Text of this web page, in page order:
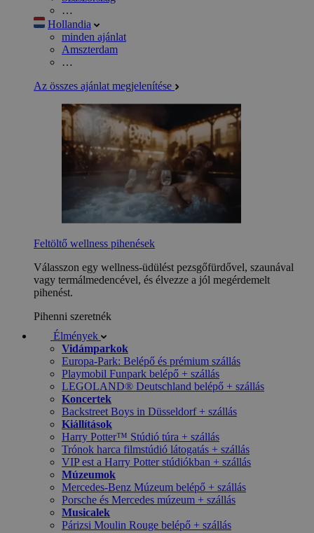
…
Hollandia
minden ajánlat
Amszterdam
…
Az összes ajánlat megjelenítése
Feltöltő wellness pihenések
Válasszon egy wellness-üdülést pezsgőfürdővel, szaunával
vagy termálmedencével, és élvezze a jól megérdemelt
pihenést.
Pihenni szeretnék
Élmények
Vidámparkok
Europa-Park: Belépő és prémium szállás
Playmobil Funpark belépő + szállás
LEGOLAND® Deutschland belépő + szállás
Koncertek
Backstreet Boys in Düsseldorf + szállás
Kiállítások
Harry Potter™ Stúdió túra + szállás
Trónok harca filmstúdió látogatás + szállás
VIP est a Harry Potter stúdiókban + szállás
Múzeumok
Mercedes-Benz Múzeum belépő + szállás
Porsche és Mercedes múzeum + szállás
Musicalek
Párizsi Moulin Rouge belépő + szállás